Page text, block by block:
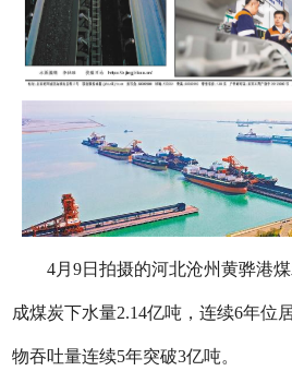
4月9日拍摄的河北沧州黄骅港煤
成煤炭下水量2.14亿吨，连续6年位
物吞吐量连续5年突破3亿吨。